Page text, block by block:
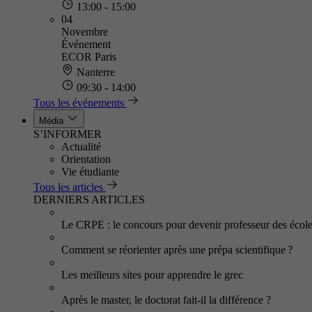
13:00 - 15:00
04
Novembre
Événement
ECOR Paris
Nanterre
09:30 - 14:00
Tous les événements
Média
S’INFORMER
Actualité
Orientation
Vie étudiante
Tous les articles
DERNIERS ARTICLES
Le CRPE : le concours pour devenir professeur des
Comment se réorienter après une prépa scientifique ?
Les meilleurs sites pour apprendre le grec
Après le master, le doctorat fait-il la différence ?